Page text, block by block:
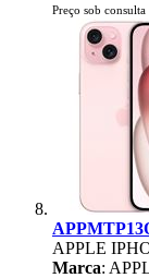
Preço sob consulta
APPLE
Marca: